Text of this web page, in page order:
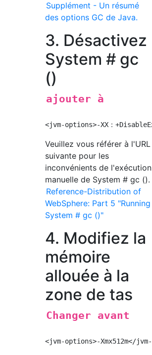
Supplément - Un résumé
des options GC de Java.
3. Désactivez
System # gc
()
ajouter à
Veuillez vous référer à l'URL
suivante pour les
inconvénients de l'exécution
manuelle de System # gc ().
Reference-Distribution of
WebSphere: Part 5 "Running
System # gc ()"
4. Modifiez la
mémoire
allouée à la
zone de tas
Changer avant